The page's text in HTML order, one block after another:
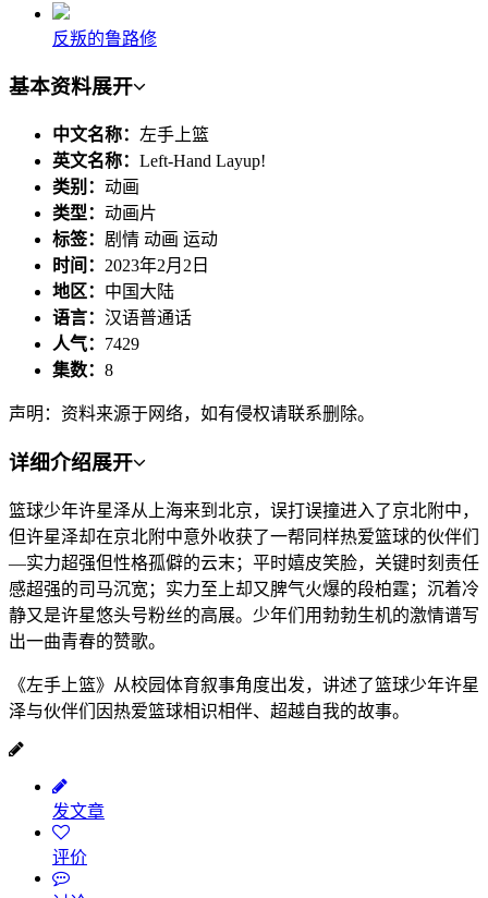
反叛的鲁路修
基本资料展开
中文名称： 左手上篮
英文名称： Left-Hand Layup!
类别： 动画
类型： 动画片
标签： 剧情 动画 运动
时间： 2023年2月2日
地区： 中国大陆
语言： 汉语普通话
人气： 7429
集数： 8
声明：资料来源于网络，如有侵权请联系删除。
详细介绍展开
篮球少年许星泽从上海来到北京，误打误撞进入了京北附中，
但许星泽却在京北附中意外收获了一帮同样热爱篮球的伙伴们
—实力超强但性格孤僻的云末；平时嬉皮笑脸，关键时刻责任
感超强的司马沉宽；实力至上却又脾气火爆的段柏霆；沉着冷
静又是许星悠头号粉丝的高展。少年们用勃勃生机的激情谱写
出一曲青春的赞歌。
《左手上篮》从校园体育叙事角度出发，讲述了篮球少年许星
泽与伙伴们因热爱篮球相识相伴、超越自我的故事。
发文章
评价